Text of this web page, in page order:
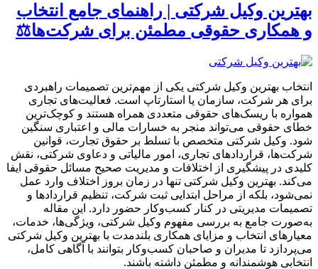
بهترین وکیل شرکتی | راهنمای جامع انتخاب
و همکاری حقوقی مطمئن برای شرکت‌ها⚖️
انتخاب بهترین وکیل شرکتی یکی از مهم‌ترین تصمیمات راهبردی
برای هر شرکت، سازمان یا استارتاپ است. فعالیت‌های تجاری
همواره با ریسک‌های حقوقی متعددی همراه هستند و کوچک‌ترین
خطای حقوقی می‌تواند منجر به خسارات مالی و اعتباری سنگین
شود. وکیل شرکتی متخصص با تسلط بر حقوق تجارت، قوانین
شرکت‌ها، قراردادهای تجاری، امور مالیاتی و دعاوی شرکتی، نقش
کلیدی در پیشگیری از اختلافات و مدیریت صحیح مسائل حقوقی ایفا
می‌کند. بهترین وکیل شرکتی تنها در زمان بروز اختلاف وارد عمل
نمی‌شود، بلکه از مراحل ابتدایی ثبت شرکت، تنظیم قراردادها و
تصمیمات مدیریتی در کنار کسب‌وکار حضور دارد. این مقاله
به‌صورت جامع به بررسی مفهوم وکیل شرکتی، ویژگی‌ها، خدمات،
معیارهای انتخاب و مزایای همکاری بلندمدت با بهترین وکیل شرکتی
می‌پردازد تا مدیران و صاحبان کسب‌وکار بتوانند با آگاهی کامل،
انتخابی هوشمندانه و مطمئن داشته باشند.